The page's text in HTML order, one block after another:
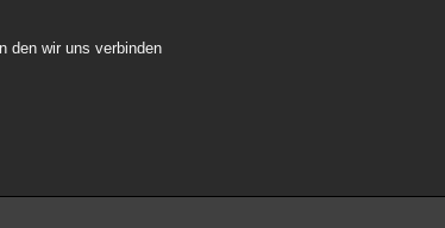
den wir uns verbinden